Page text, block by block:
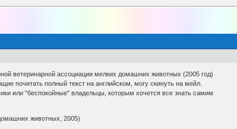
ветеринарной ассоциации мелких домашних животных (2005 год)
почитать полный текст на английском, могу скинуть на мейл.
или "беспокойные" владельцы, которым хочется все знать самим
животных, 2005)